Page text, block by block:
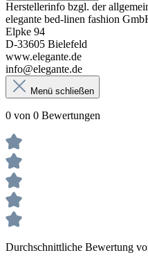
Herstellerinfo bzgl. der
elegante bed-linen fashion
Elpke 94
D-33605 Bielefeld
www.elegante.de
info@elegante.de
Menü schließen
0 von 0 Bewertungen
Durchschnittliche Bewertung